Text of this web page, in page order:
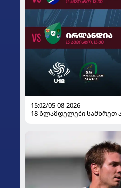
15:02/05-08-2026
18-წლამდელები სამხრეთ